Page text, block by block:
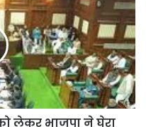
लेकर भाजपा ने घेरा